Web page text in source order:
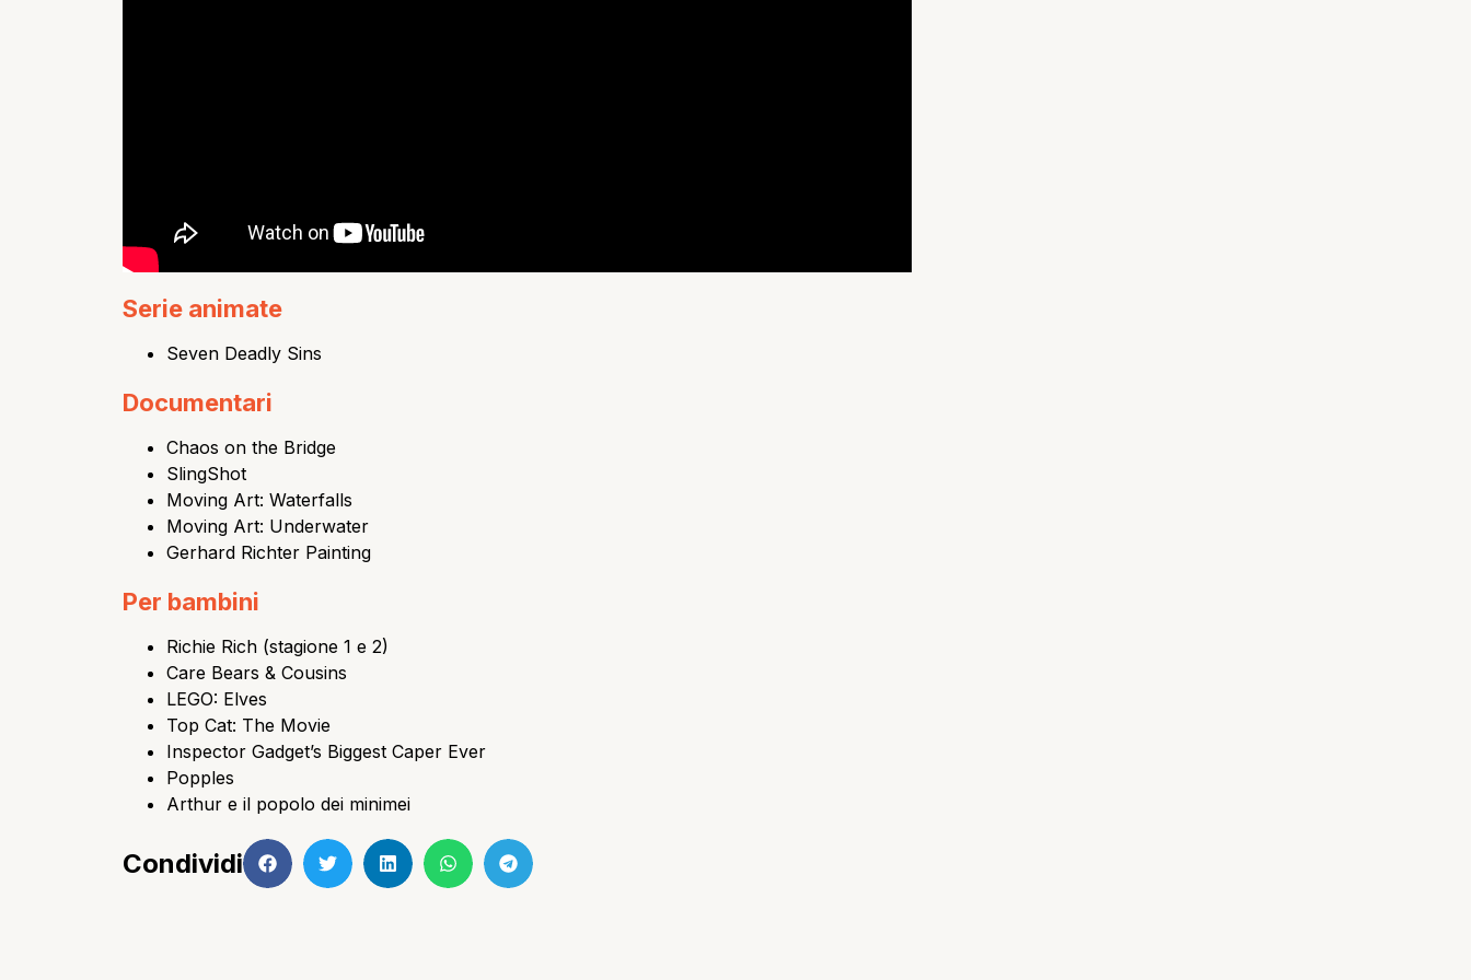
Serie animate
Seven Deadly Sins
Documentari
Chaos on the Bridge
SlingShot
Moving Art: Waterfalls
Moving Art: Underwater
Gerhard Richter Painting
Per bambini
Richie Rich (stagione 1 e 2)
Care Bears & Cousins
LEGO: Elves
Top Cat: The Movie
Inspector Gadget’s Biggest Caper Ever
Popples
Arthur e il popolo dei minimei
Condividi